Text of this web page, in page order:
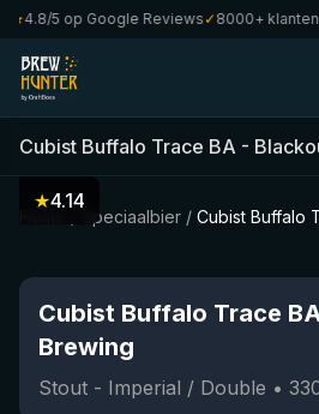
4.8/5 op Google Reviews✓8000+ klanten
Cubist Buffalo Trace BA -
Speciaalbier / Cubist Buffalo
★4.14
Cubist Buffalo Trace
Brewing
Stout - Imperial / Double •